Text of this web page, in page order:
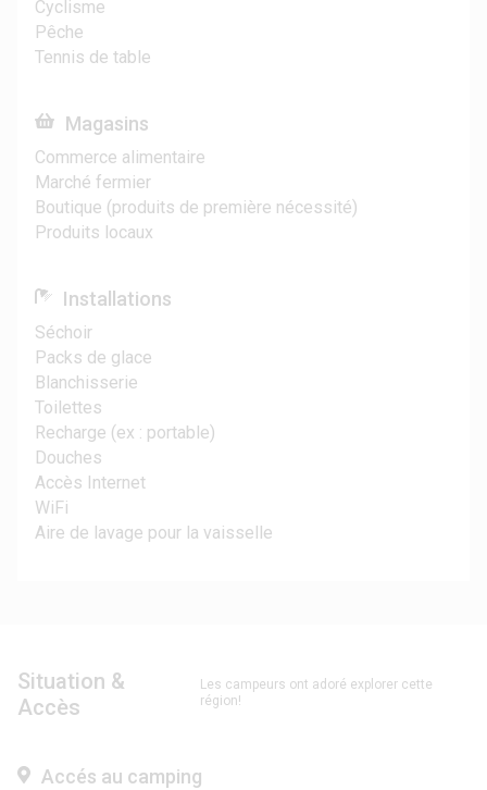
Cyclisme
Pêche
Tennis de table
Magasins
Commerce alimentaire
Marché fermier
Boutique (produits de première nécessité)
Produits locaux
Installations
Séchoir
Packs de glace
Blanchisserie
Toilettes
Recharge (ex : portable)
Douches
Accès Internet
WiFi
Aire de lavage pour la vaisselle
Situation &
Accès
Les campeurs ont adoré explorer cette
région!
Accés au camping